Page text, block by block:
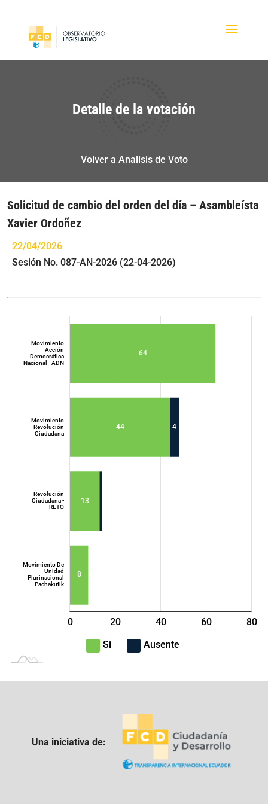
Detalle de la votación
Volver a Analisis de Voto
Solicitud de cambio del orden del día – Asambleísta
Xavier Ordoñez
22/04/2026
Sesión No. 087-AN-2026 (22-04-2026)
8
13
44
64
4
Movimiento De
Unidad
Plurinacional
Pachakutik
Revolución
Ciudadana -
RETO
Movimiento
Revolución
Ciudadana
Movimiento
Acción
Democrática
Nacional - ADN
L
-40
-20
0 20 40 60 80
100
Si
Ausente
Una iniciativa de: